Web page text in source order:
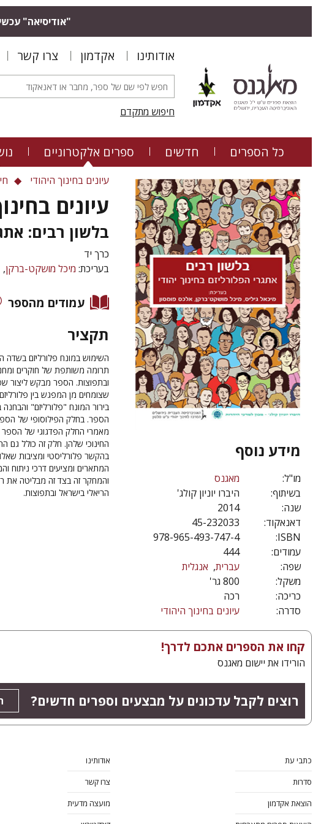
"אודיסיאה"
אודותינו אקדמון צרו קשר
חיפוש מתקדם
כל הספרים חדשים ספרים אלקטרוניים
מידע נוסף
מו"ל:
מאגנס
בשיתוף:
היברו יוניון קולג'
שנה:
2014
דאנאקוד:
45-232033
ISBN:
978-965-493-747-4
עמודים:
444
שפה:
עברית אנגלית
משקל:
800 גר'
כריכה:
רכה
סדרה:
עיונים בחינוך היהודי
עיונים בחינוך היהודי
עיונים
בלשון רבים:
כרך יד
בעריכת: מיכל מושקט-ברקן
עמודים מהספר
תקציר
השימוש במונח פלורליזם בשדה
תרומה משותפת של חוקרים
ובתפוצות. הספר מבקש ליצור
שצומחים מן המפגש בין פלורליזם
בירור המונח "פלורליזם"
הספר. בחלק הפילוסופי של הספר
מאמרי החלק הפדגוגי של הספר
החינוכי שלהן. חלק זה כולל
בהקשר פלורליסטי ומציבות
המתארים ומציעים דרכי ניתוח
והמחקר זה בצד זה מבליטה את
הריאלי בישראל ובתפוצות.
קחו את הספרים אתכם לדרך!
הורידו את יישום מאגנס
רוצים לקבל עדכונים על מבצעים וספרים חדשים?
כתבי עת
סדרות
הוצאת אקדמון
אודותינו
צרו קשר
מועצה מדעית